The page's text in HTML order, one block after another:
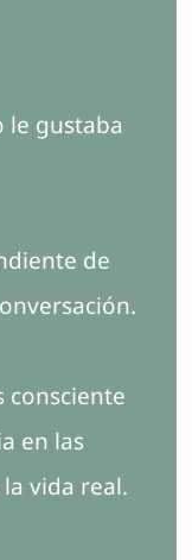
le gustaba
de
consciente
en las
vida real.